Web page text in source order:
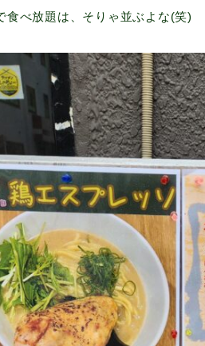
食べ放題は、そりゃ並ぶよな(笑)